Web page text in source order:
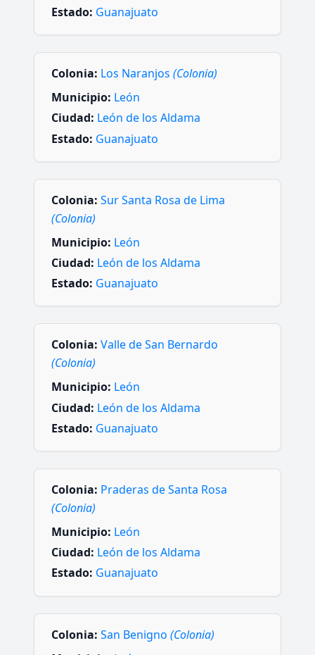
Estado: Guanajuato
Colonia: Los Naranjos (Colonia)
Municipio: León
Ciudad: León de los Aldama
Estado: Guanajuato
Colonia: Sur Santa Rosa de Lima
(Colonia)
Municipio: León
Ciudad: León de los Aldama
Estado: Guanajuato
Colonia: Valle de San Bernardo
(Colonia)
Municipio: León
Ciudad: León de los Aldama
Estado: Guanajuato
Colonia: Praderas de Santa Rosa
(Colonia)
Municipio: León
Ciudad: León de los Aldama
Estado: Guanajuato
Colonia: San Benigno (Colonia)